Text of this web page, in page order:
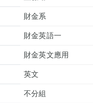
財金系
財金英語一
財金英文應用
英文
不分組